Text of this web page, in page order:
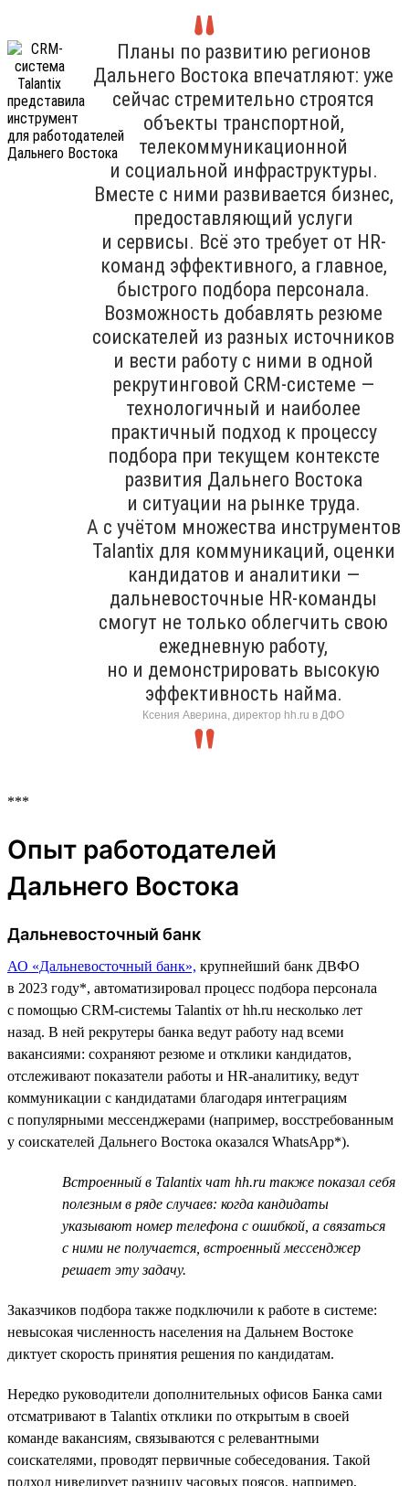
Планы по развитию регионов
Дальнего Востока впечатляют: уже
сейчас стремительно строятся
объекты транспортной,
телекоммуникационной
и социальной инфраструктуры.
Вместе с ними развивается бизнес,
предоставляющий услуги
и сервисы. Всё это требует от HR-
команд эффективного, а главное,
быстрого подбора персонала.
Возможность добавлять резюме
соискателей из разных источников
и вести работу с ними в одной
рекрутинговой CRM-системе —
технологичный и наиболее
практичный подход к процессу
подбора при текущем контексте
развития Дальнего Востока
и ситуации на рынке труда.
А с учётом множества инструментов
Talantix для коммуникаций, оценки
кандидатов и аналитики —
дальневосточные HR-команды
смогут не только облегчить свою
ежедневную работу,
но и демонстрировать высокую
эффективность найма.
Ксения Аверина, директор hh.ru в ДФО
***
Опыт работодателей
Дальнего Востока
Дальневосточный банк
АО «Дальневосточный банк», крупнейший банк ДВФО
в 2023 году*, автоматизировал процесс подбора персонала
с помощью CRM-системы Talantix от hh.ru несколько лет
назад. В ней рекрутеры банка ведут работу над всеми
вакансиями: сохраняют резюме и отклики кандидатов,
отслеживают показатели работы и HR-аналитику, ведут
коммуникации с кандидатами благодаря интеграциям
с популярными мессенджерами (например, восстребованным
у соискателей Дальнего Востока оказался WhatsApp*).
Встроенный в Talantix чат hh.ru также показал себя
полезным в ряде случаев: когда кандидаты
указывают номер телефона с ошибкой, а связаться
с ними не получается, встроенный мессенджер
решает эту задачу.
Заказчиков подбора также подключили к работе в системе:
невысокая численность населения на Дальнем Востоке
диктует скорость принятия решения по кандидатам.
Нередко руководители дополнительных офисов Банка сами
отсматривают в Talantix отклики по открытым в своей
команде вакансиям, связываются с релевантными
соискателями, проводят первичные собеседования. Такой
подход нивелирует разницу часовых поясов, например,